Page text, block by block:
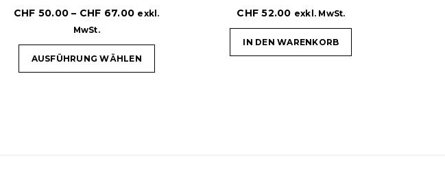
CHF 50.00 – CHF 67.00 exkl.
MwSt.
AUSFÜHRUNG WÄHLEN
CHF 52.00 exkl. MwSt.
IN DEN WARENKORB